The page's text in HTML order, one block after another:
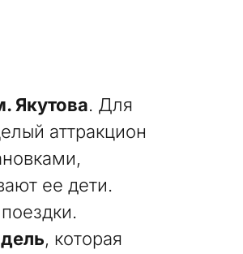
Якутова. Для
аттракцион
ее дети.
, которая